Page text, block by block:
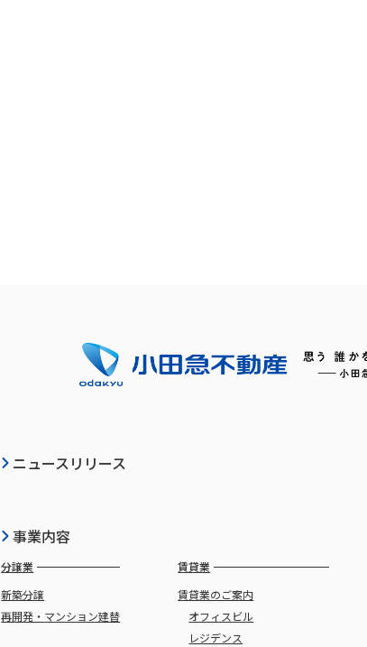
ニュースリリース
事業内容
分譲業
新築分譲
再開発・ マンション建替
賃貸業
賃貸業のご案内
オフィスビル
レジデンス